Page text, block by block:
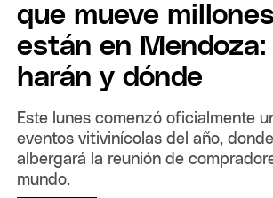
que mueve
están en Mendoza:
harán y dónde
Este lunes comenzó oficialmente
eventos vitivinícolas del año,
albergará la reunión de
mundo.